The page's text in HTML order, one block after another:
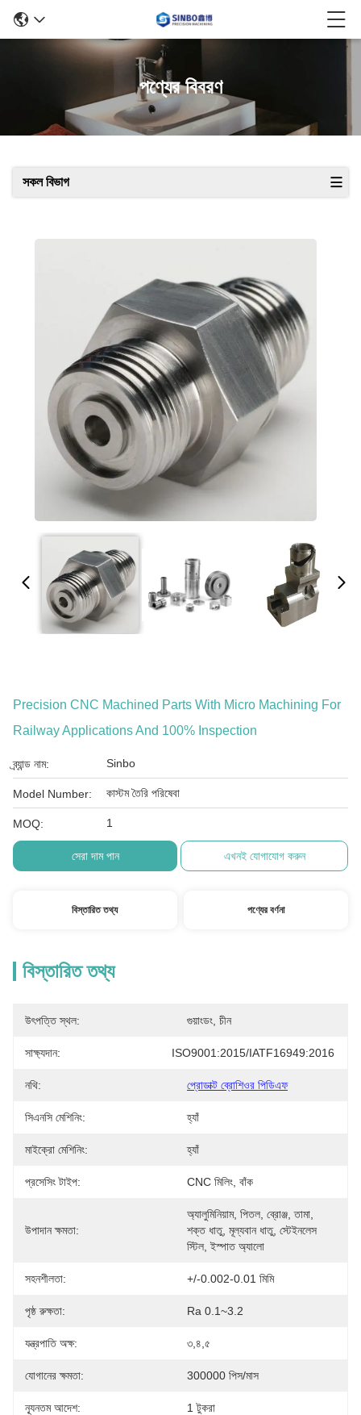
পণ্যের বিবরণ
সকল বিভাগ
Precision CNC Machined Parts With Micro Machining For
Railway Applications And 100% Inspection
ব্র্যান্ড নাম: Sinbo
Model Number: কাস্টম তৈরি পরিষেবা
MOQ: 1
সেরা দাম পান এখনই যোগাযোগ করুন
বিস্তারিত তথ্য পণ্যের বর্ণনা
বিস্তারিত তথ্য
উৎপত্তি স্থল: গুয়াংডং, চীন
সাক্ষ্যদান: ISO9001:2015/IATF16949:2016
নথি: প্রোডাক্ট ব্রোশিওর পিডিএফ
সিএনসি মেশিনিং: হ্যাঁ
মাইক্রো মেশিনিং: হ্যাঁ
প্রসেসিং টাইপ: CNC মিলিং, বাঁক
উপাদান ক্ষমতা:
অ্যালুমিনিয়াম, পিতল, ব্রোঞ্জ, তামা,
শক্ত ধাতু, মূল্যবান ধাতু, স্টেইনলেস
স্টিল, ইস্পাত অ্যালো
সহনশীলতা: +/-0.002-0.01 মিমি
পৃষ্ঠ রুক্ষতা: Ra 0.1~3.2
যন্ত্রপাতি অক্ষ: ৩,৪,৫
যোগানের ক্ষমতা: 300000 পিস/মাস
ন্যূনতম আদেশ: 1 টুকরা